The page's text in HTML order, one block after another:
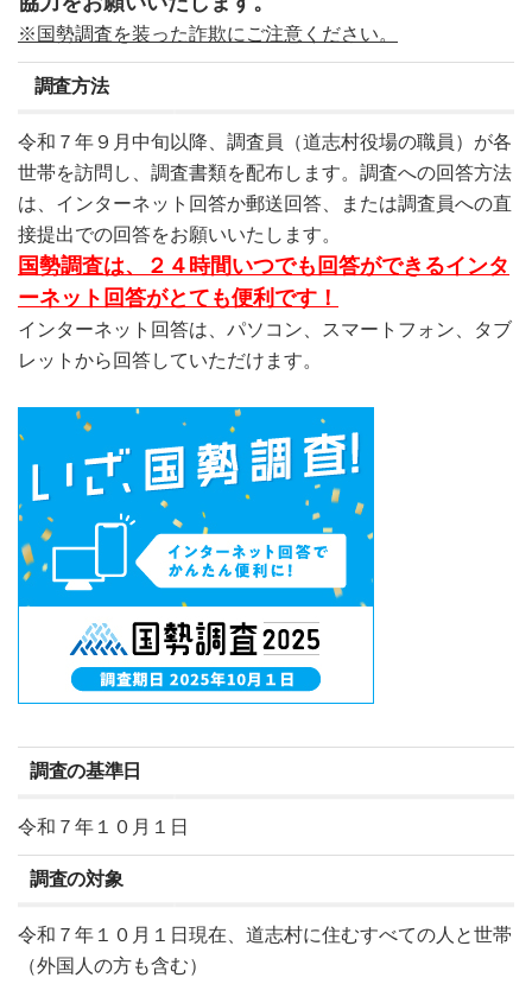
※国勢調査を装った詐欺にご注意ください。
調査方法
令和７年９月中旬以降、調査員（道志村役場の職員）が各
世帯を訪問し、調査書類を配布します。調査への回答方法
は、インターネット回答か郵送回答、または調査員への直
接提出での回答をお願いいたします。
国勢調査は、２４時間いつでも回答ができるインタ
ーネット回答がとても便利です！
インターネット回答は、パソコン、スマートフォン、タブ
レットから回答していただけます。
調査の基準日
令和７年１０月１日
調査の対象
令和７年１０月１日現在、道志村に住むすべての人と世帯
（外国人の方も含む）